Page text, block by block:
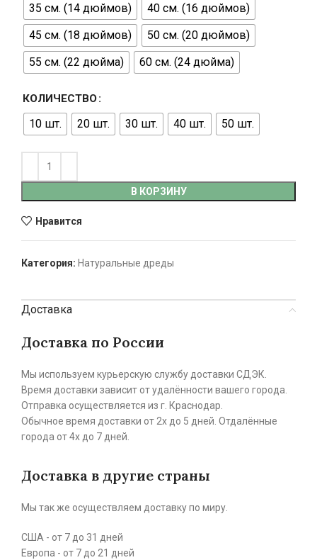
35 см. (14 дюймов)
40 см. (16 дюймов)
45 см. (18 дюймов)
50 см. (20 дюймов)
55 см. (22 дюйма)
60 см. (24 дюйма)
КОЛИЧЕСТВО
10 шт. 20 шт. 30 шт. 40 шт. 50 шт.
В КОРЗИНУ
Нравится
Категория: Натуральные дреды
Доставка
Доставка по России
Мы используем курьерскую службу доставки СДЭК.
Время доставки зависит от удалённости вашего города.
Отправка осуществляется из г. Краснодар.
Обычное время доставки от 2х до 5 дней. Отдалённые
города от 4х до 7 дней.
Доставка в другие страны
Мы так же осуществляем доставку по миру.
США - от 7 до 31 дней
Европа - от 7 до 21 дней